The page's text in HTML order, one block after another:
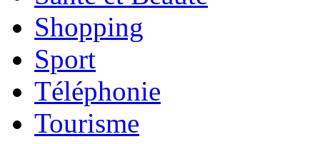
Shopping
Sport
Téléphonie
Tourisme